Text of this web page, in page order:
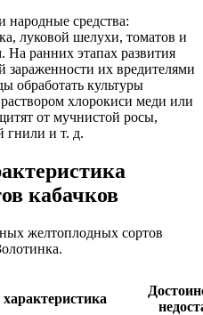
средства:
луковой шелухи, томатов и
ранних этапах развития
зараженности их вредителями
обработать культуры
хлорокиси меди или
от мучнистой росы,
гнили и т. д.
кабачков
желтоплодных сортов